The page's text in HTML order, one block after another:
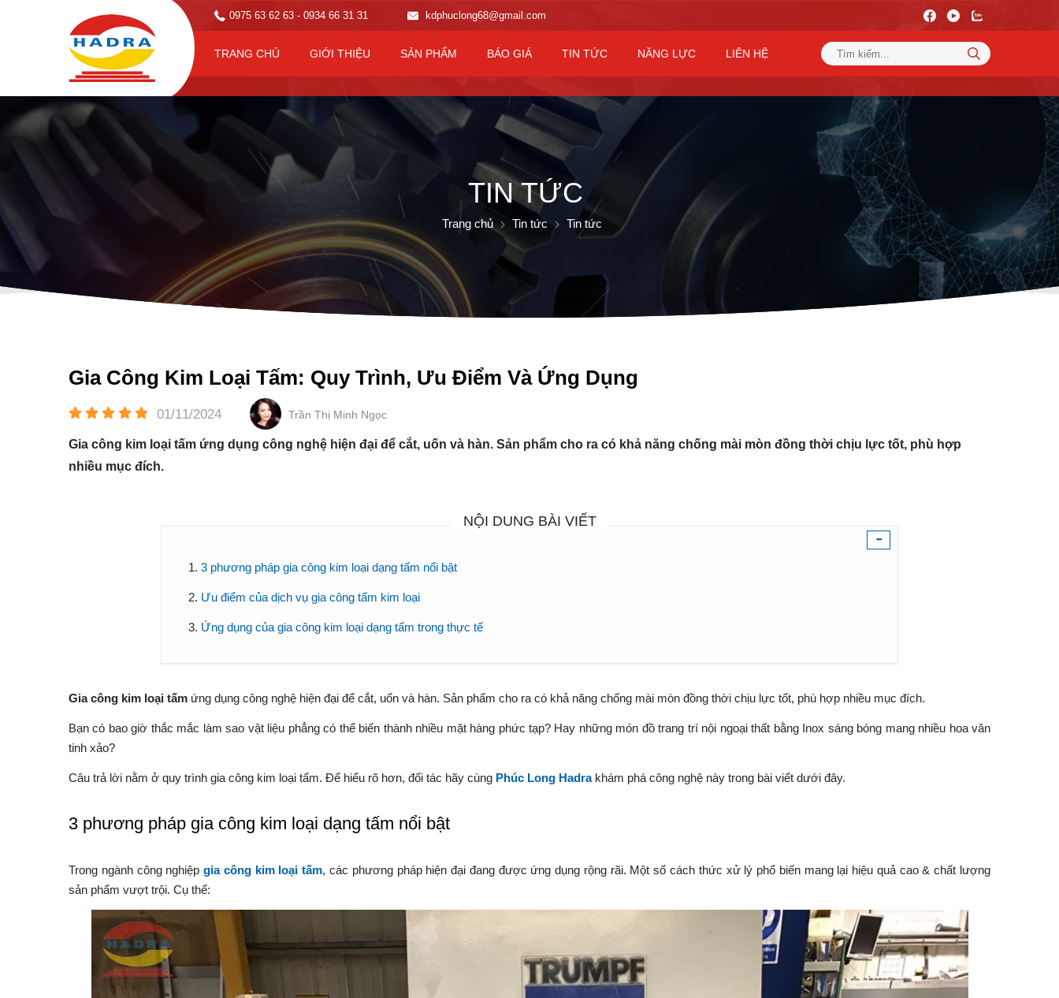
0975 63 62 63 - 0934 66 31 31 kdphuclong68@gmail.com
TRANG CHỦ GIỚI THIỆU SẢN PHẨM BÁO GIÁ TIN TỨC NĂNG LỰC LIÊN HỆ
TIN TỨC
Trang chủ Tin tức Tin tức
Gia Công Kim Loại Tấm: Quy Trình, Ưu Điểm Và Ứng Dụng
01/11/2024 Trần Thị Minh Ngọc
Gia công kim loại tấm ứng dụng công nghệ hiện đại để cắt, uốn và hàn. Sản phẩm cho ra có khả năng chống mài mòn đồng thời chịu lực tốt, phù hợp
nhiều mục đích.
-
NỘI DUNG BÀI VIẾT
3 phương pháp gia công kim loại dạng tấm nổi bật
Ưu điểm của dịch vụ gia công tấm kim loại
Ứng dụng của gia công kim loại dạng tấm trong thực tế
Gia công kim loại tấm ứng dụng công nghệ hiện đại để cắt, uốn và hàn. Sản phẩm cho ra có khả năng chống mài mòn đồng thời chịu lực tốt, phù hợp nhiều mục đích.
Bạn có bao giờ thắc mắc làm sao vật liệu phẳng có thể biến thành nhiều mặt hàng phức tạp? Hay những món đồ trang trí nội ngoại thất bằng Inox sáng bóng mang nhiều hoa văn
tinh xảo?
Câu trả lời nằm ở quy trình gia công kim loại tấm. Để hiểu rõ hơn, đối tác hãy cùng Phúc Long Hadrakhám phá công nghệ này trong bài viết dưới đây.
3 phương pháp gia công kim loại dạng tấm nổi bật
Trong ngành công nghiệpgia công kim loại tấm, các phương pháp hiện đại đang được ứng dụng rộng rãi. Một số cách thức xử lý phổ biến mang lại hiệu quả cao & chất lượng
sản phẩm vượt trội. Cụ thể: